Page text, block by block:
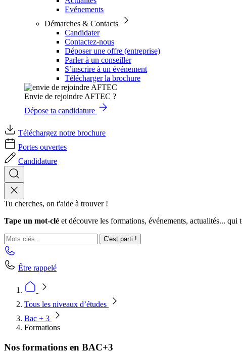
Evénements
Démarches & Contacts
Candidater
Contactez-nous
Déposer une offre (entreprise)
Parler à un conseiller
S’inscrire à un événement
Télécharger la brochure
Envie de rejoindre AFTEC ?
Dépose ta candidature
Téléchargez notre brochure
Portes ouvertes
Candidature
Tu cherches, on t'aide à trouver !
Tape un mot-clé et découvre les formations, événements, actualités... qui
C'est parti !
Être rappelé
Tous les niveaux d’études
Bac + 3
Formations
Nos formations en BAC+3